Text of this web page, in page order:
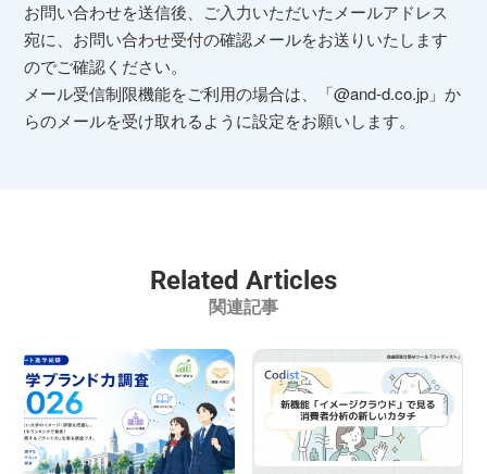
当社は事業運営上、前項利用目的の範囲に限って個人
情報を外部に委託することがあります。この場合、個
人情報保護水準の高い委託先を選定し、個人情報の適
正管理・機密保持についての契約を交わし、適切な管
理を実施させます。
利用の停止または消去、第三者への提供の停止）及び
第三者提供記録の開示に関して、下記の当社お問い合
お客様ご本人を確認させていただいたうえで、合理的
な期間内に対応いたします。
【お問合せ窓口】
〒105-0003 東京都港区西新橋1-5-5 ビュロー西新橋
お問い合わせを送信後、ご入力いただいたメールアドレス
宛に、お問い合わせ受付の確認メールをお送りいたします
のでご確認ください。
メール受信制限機能をご利用の場合は、「@and-d.co.jp」か
らのメールを受け取れるように設定をお願いします。
Related Articles
関連記事